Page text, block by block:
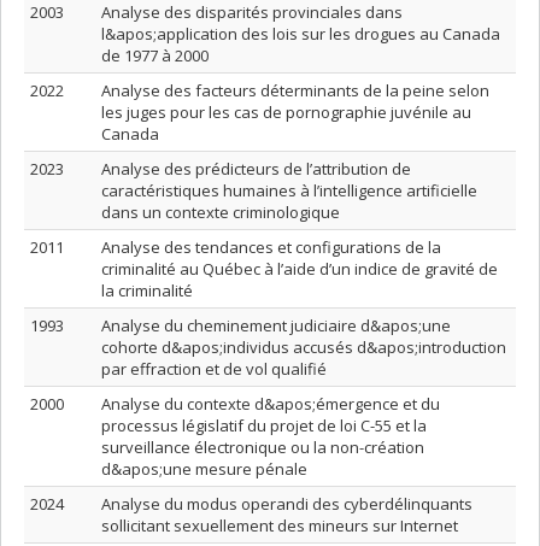
2003
Analyse des disparités provinciales dans
l&apos;application des lois sur les drogues au Canada
de 1977 à 2000
2022
Analyse des facteurs déterminants de la peine selon
les juges pour les cas de pornographie juvénile au
Canada
2023
Analyse des prédicteurs de l’attribution de
caractéristiques humaines à l’intelligence artificielle
dans un contexte criminologique
2011
Analyse des tendances et configurations de la
criminalité au Québec à l’aide d’un indice de gravité de
la criminalité
1993
Analyse du cheminement judiciaire d&apos;une
cohorte d&apos;individus accusés d&apos;introduction
par effraction et de vol qualifié
2000
Analyse du contexte d&apos;émergence et du
processus législatif du projet de loi C-55 et la
surveillance électronique ou la non-création
d&apos;une mesure pénale
2024
Analyse du modus operandi des cyberdélinquants
sollicitant sexuellement des mineurs sur Internet